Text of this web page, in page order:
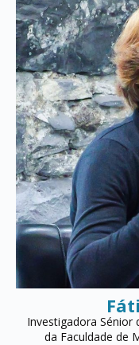
Investigadora Sénior
da Faculdade de